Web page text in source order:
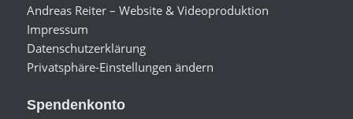
Andreas Reiter – Website & Videoproduktion
Impressum
Datenschutzerklärung
Privatsphäre-Einstellungen ändern
Spendenkonto